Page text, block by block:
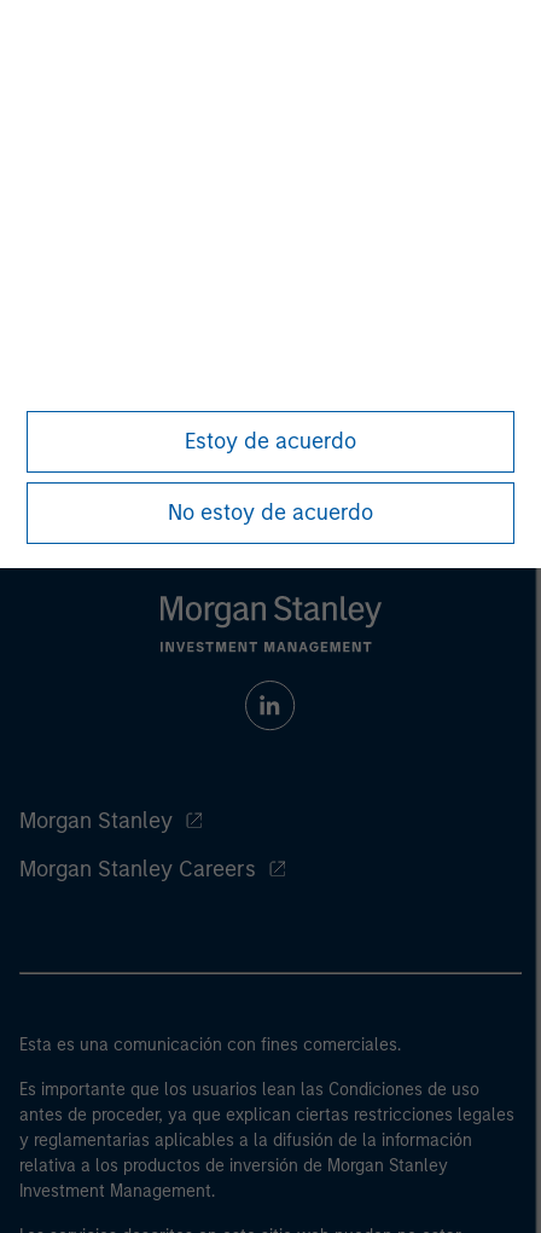
Estoy de acuerdo
No estoy de acuerdo
Morgan Stanley
Morgan Stanley Careers
Esta es una comunicación con fines comerciales.
Es importante que los usuarios lean las Condiciones de uso
antes de proceder, ya que explican ciertas restricciones legales
y reglamentarias aplicables a la difusión de la información
relativa a los productos de inversión de Morgan Stanley
Investment Management.